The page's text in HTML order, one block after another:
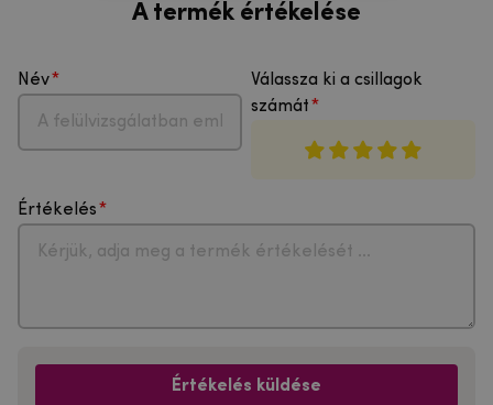
A termék értékelése
Név
Válassza ki a csillagok
számát
Értékelés
Értékelés küldése